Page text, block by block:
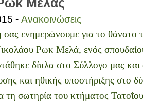
- Ανακοινώσεις
ενημερώνουμε για το θάνατο
Ρωκ Μελά, ενός
δίπλα στο Σύλλογο μας
και ηθικής υποστήριξης στο
τη σωτηρία του κτήματος